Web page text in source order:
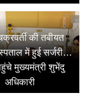
की तबीयत
में हुई सर्जरी…
मुख्यमंत्री शुभेंदु
अधिकारी